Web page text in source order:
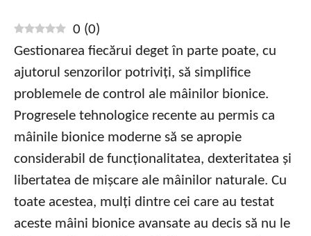
0 (0)
Gestionarea fiecărui deget în parte poate, cu
ajutorul senzorilor potriviți, să simplifice
problemele de control ale mâinilor bionice.
Progresele tehnologice recente au permis ca
mâinile bionice moderne să se apropie
considerabil de funcționalitatea, dexteritatea și
libertatea de mișcare ale mâinilor naturale. Cu
toate acestea, mulți dintre cei care au testat
aceste mâini bionice avansate au decis să nu le